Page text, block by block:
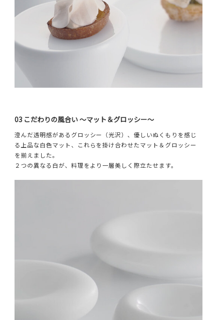
03 こだわりの風合い ～マット＆グロッシー～
澄んだ透明感があるグロッシー（光沢）、優しいぬくもりを感じ
る上品な白色マット、これらを掛け合わせたマット＆グロッシー
を揃えました。
２つの異なる白が、料理をより一層美しく際立たせます。